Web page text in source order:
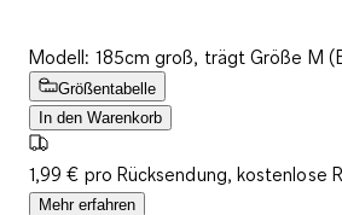
Modell: 185cm groß, trägt Größe M
Größentabelle
In den Warenkorb
1,99 € pro Rücksendung, kostenlose
Mehr erfahren